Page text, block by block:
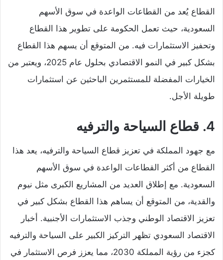
القطاع يُعد من القطاعات الواعدة في سوق الأسهم
السعودية، حيث تعمل الحكومة على تطوير هذا القطاع
وتحفيز الاستثمارات فيه. من المتوقع أن يسهم هذا القطاع
بشكل كبير في النمو الاقتصادي بحلول عام 2025، ويعتبر من
الخيارات المفضلة للمستثمرين الباحثين عن استثمارات
طويلة الأجل.
4. قطاع السياحة والترفيه
مع جهود المملكة في تعزيز قطاع السياحة والترفيه، يعد هذا
القطاع من أكثر القطاعات الواعدة في سوق الأسهم
السعودية. مع إطلاق العديد من المشاريع الكبرى مثل نيوم
والقدية، من المتوقع أن يساهم هذا القطاع بشكل كبير في
تعزيز الاقتصاد الوطني وجذب الاستثمارات الأجنبية. أخبار
الاقتصاد السعودي تظهر التركيز الكبير على السياحة والترفيه
كجزء من رؤية المملكة 2030، مما يعزز فرص الاستثمار في